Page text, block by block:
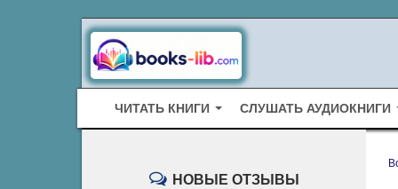
ЧИТАТЬ КНИГИ СЛУШАТЬ АУДИОКНИГИ
НОВЫЕ ОТЗЫВЫ